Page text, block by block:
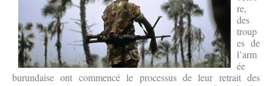
re,
des
troup
es de
l’arm
ée
burundaise ont commencé le processus de leur retrait des